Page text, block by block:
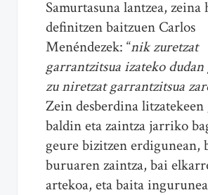
Samurtasuna lantzea, zeina
definitzen baitzuen Carlos
Menéndezek: “nik zuretzat
garrantzitsua izateko dudan
zu niretzat garrantzitsua
Zein desberdina litzatekeen
baldin eta zaintza jarriko
geure bizitzen erdigunean,
buruaren zaintza, bai
artekoa, eta baita